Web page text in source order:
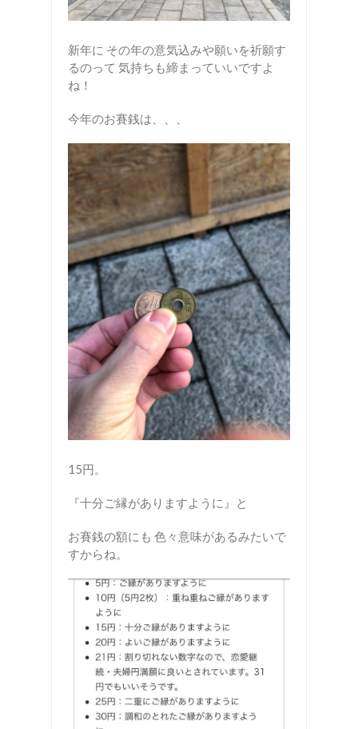
新年に その年の意気込みや願いを祈願す
るのって 気持ちも締まっていいですよ
ね！
今年のお賽銭は、、、
15円。
『十分ご縁がありますように』と
お賽銭の額にも 色々意味があるみたいで
すからね。